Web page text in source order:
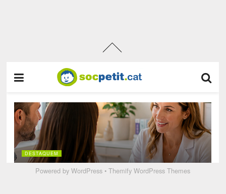
Powered byWordPress •Themify WordPress Themes